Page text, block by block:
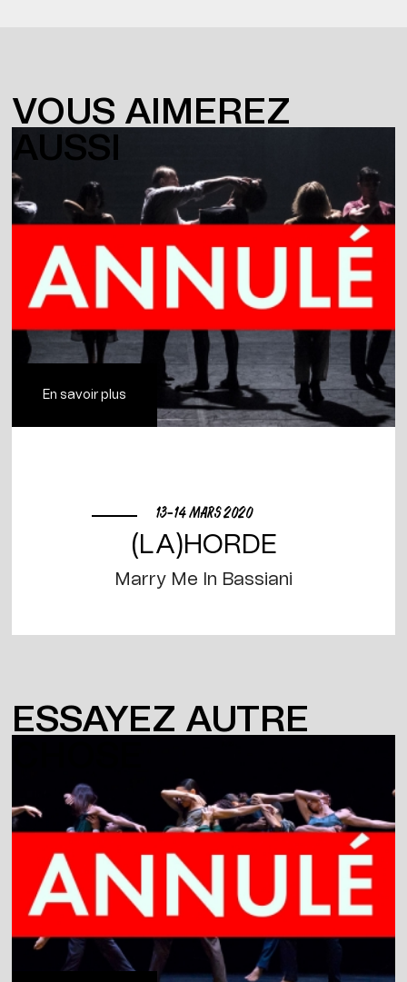
VOUS AIMEREZ
AUSSI
En savoir plus
13-14 MARS 2020
(LA)HORDE
Marry Me In Bassiani
ESSAYEZ AUTRE